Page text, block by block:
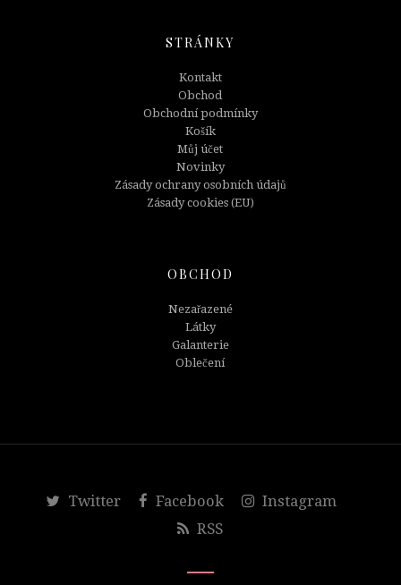
STRÁNKY
Kontakt
Obchod
Obchodní podmínky
Košík
Můj účet
Novinky
Zásady ochrany osobních údajů
Zásady cookies (EU)
OBCHOD
Nezařazené
Látky
Galanterie
Oblečení
Twitter Facebook
Instagram
RSS